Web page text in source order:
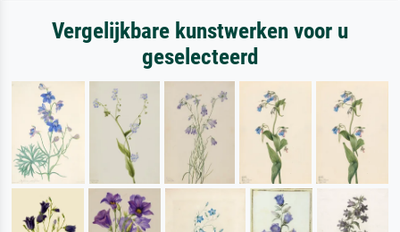
Vergelijkbare kunstwerken voor u
geselecteerd